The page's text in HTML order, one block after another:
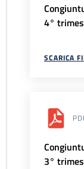
4°
SCARICA
3°